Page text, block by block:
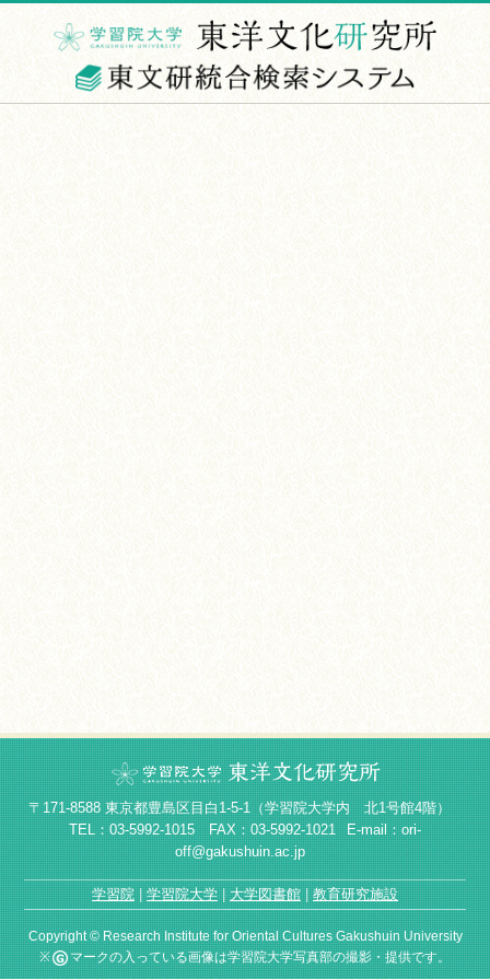
〒171-8588 東京都豊島区目白1-5-1（学習院大学内 北1号館4階）
TEL：03-5992-1015 FAX：03-5992-1021
E-mail：ori-
off@gakushuin.ac.jp
学習院 学習院大学 大学図書館 教育研究施設
Copyright © Research Institute for Oriental Cultures Gakushuin University
※
マークの入っている画像は学習院大学写真部の撮影・提供です。